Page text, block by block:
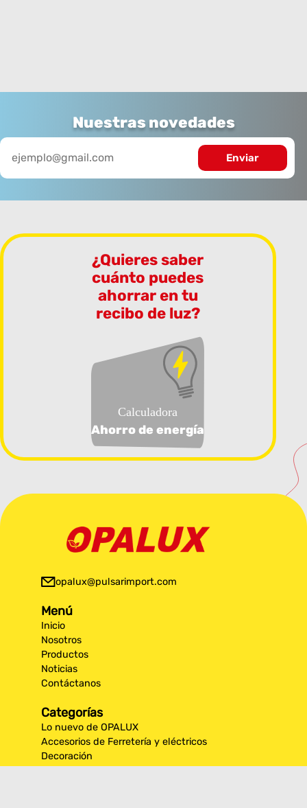
Nuestras novedades
¿Quieres saber
cuánto puedes
ahorrar en tu
recibo de luz?
Calculadora
Ahorro de energía
opalux@pulsarimport.com
Menú
Inicio
Nosotros
Productos
Noticias
Contáctanos
Categorías
Lo nuevo de OPALUX
Accesorios de Ferretería y eléctricos
Decoración